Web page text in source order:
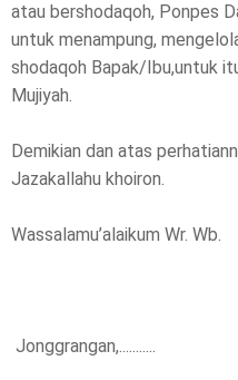
atau bershodaqoh, Ponpes
untuk menampung,
shodaqoh Bapak/Ibu,untuk
Mujiyah.
Demikian dan atas
Jazakallahu khoiron.
Wassalamu’alaikum Wr. Wb.
Jonggrangan,...........